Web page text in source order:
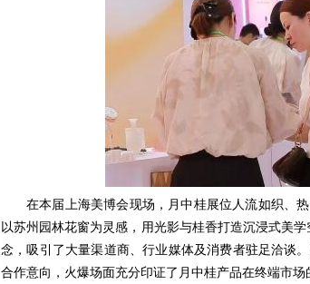
在本届上海美博会现场，月中桂展位人流如织、
以苏州园林花窗为灵感，用光影与桂香打造沉浸式美
念，吸引了大量渠道商、行业媒体及消费者驻足洽谈
合作意向，火爆场面充分印证了月中桂产品在终端市场